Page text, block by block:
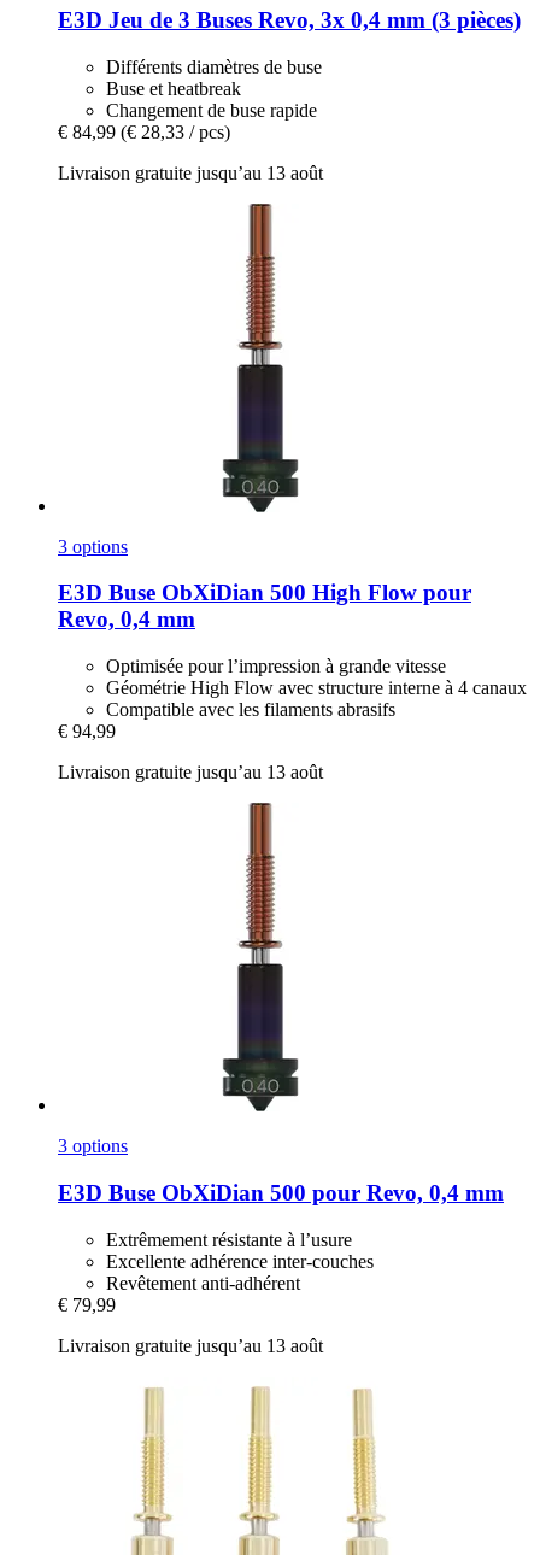
E3D Jeu de 3 Buses Revo, 3x 0,4 mm (3 pièces)
Différents diamètres de buse
Buse et heatbreak
Changement de buse rapide
€ 84,99 (€ 28,33 / pcs)
Livraison gratuite jusqu’au 13 août
3 options
E3D Buse ObXiDian 500 High Flow pour
Revo, 0,4 mm
Optimisée pour l’impression à grande vitesse
Géométrie High Flow avec structure interne à 4 canaux
Compatible avec les filaments abrasifs
€ 94,99
Livraison gratuite jusqu’au 13 août
3 options
E3D Buse ObXiDian 500 pour Revo, 0,4 mm
Extrêmement résistante à l’usure
Excellente adhérence inter-couches
Revêtement anti-adhérent
€ 79,99
Livraison gratuite jusqu’au 13 août